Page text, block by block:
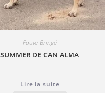
Fauve-Bringé
SUMMER DE CAN ALMA
Lire la suite